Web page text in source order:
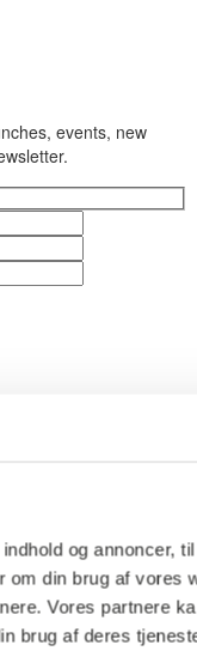
og annoncer,
din brug af vores
Vores partnere
brug af deres
events, new
events,
nyhedsbrev.